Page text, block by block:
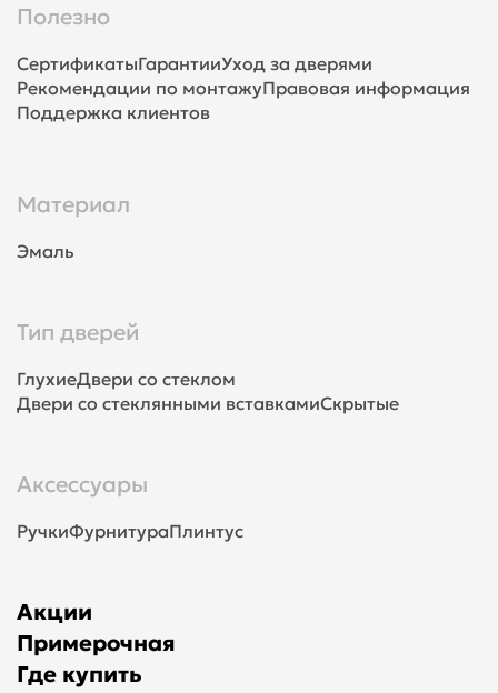
Полезно
СертификатыГарантииУход за дверями
Рекомендации по монтажуПравовая информация
Поддержка клиентов
Материал
Эмаль
Тип дверей
ГлухиеДвери со стеклом
Двери со стеклянными вставкамиСкрытые
Аксессуары
РучкиФурнитураПлинтус
Акции
Примерочная
Где купить